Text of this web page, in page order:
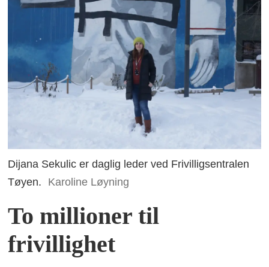
Dijana Sekulic er daglig leder ved Frivilligsentralen
Tøyen.
Karoline Løyning
To millioner til
frivillighet